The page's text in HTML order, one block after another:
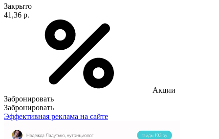
Закрыто
41,36 р.
Акции
Забронировать
Забронировать
Эффективная реклама на сайте